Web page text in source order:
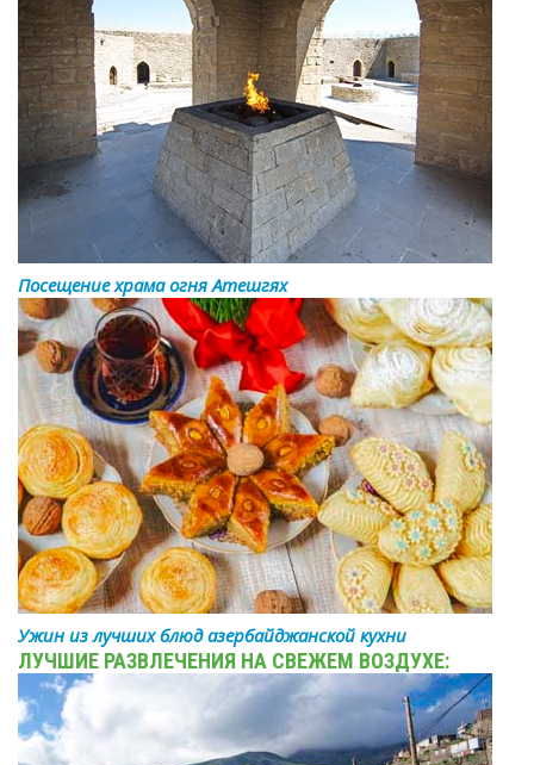
Посещение храма огня Атешгях
Ужин из лучших блюд азербайджанской кухни
ЛУЧШИЕ РАЗВЛЕЧЕНИЯ НА СВЕЖЕМ ВОЗДУХЕ: